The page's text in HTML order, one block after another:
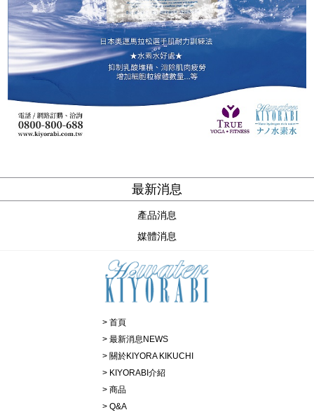
最新消息
產品消息
媒體消息
首頁
最新消息NEWS
關於KIYORA KIKUCHI
KIYORABI介紹
商品
Q&A